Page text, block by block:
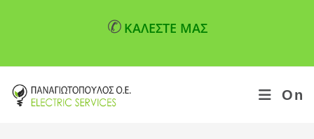
✆ ΚΑΛΕΣΤΕ ΜΑΣ
On